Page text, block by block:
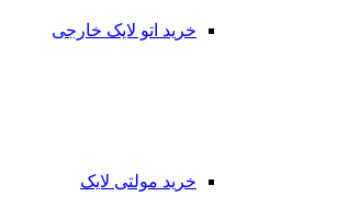
خرید اتو لایک خارجی
خرید مولتی لایک